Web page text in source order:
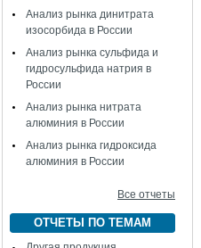
Анализ рынка динитрата
изосорбида в России
Анализ рынка сульфида и
гидросульфида натрия в
России
Анализ рынка нитрата
алюминия в России
Анализ рынка гидроксида
алюминия в России
Все отчеты
ОТЧЕТЫ ПО ТЕМАМ